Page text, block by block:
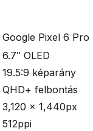
Google Pixel 6 Pro
6.7″ OLED
19.5:9 képarány
QHD+ felbontás
3,120 × 1,440px
512ppi